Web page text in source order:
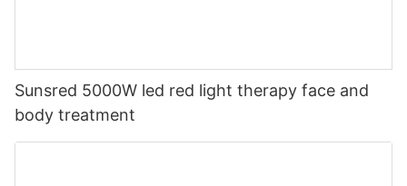
Sunsred 5000W led red light therapy face and
body treatment